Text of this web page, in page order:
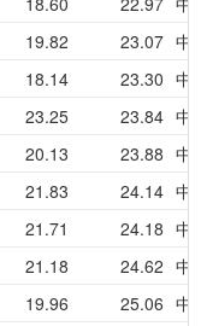
19.82 23.07 中
18.14 23.30 中
23.25 23.84 中
20.13 23.88 中
21.83 24.14 中
21.71 24.18 中
21.18 24.62 中
19.96 25.06 中